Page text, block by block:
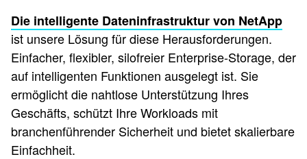
Die intelligente Dateninfrastruktur von NetApp
ist unsere Lösung für diese Herausforderungen.
Einfacher, flexibler, silofreier Enterprise-Storage, der
auf intelligenten Funktionen ausgelegt ist. Sie
ermöglicht die nahtlose Unterstützung Ihres
Geschäfts, schützt Ihre Workloads mit
branchenführender Sicherheit und bietet skalierbare
Einfachheit.